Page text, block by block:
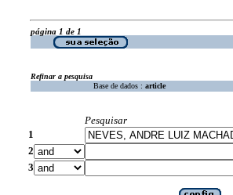
página 1 de 1
Refinar a pesquisa
Base de dados : article
Pesquisar
1
2
3